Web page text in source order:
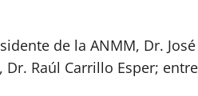
de la ANMM, Dr.
Raúl Carrillo Esper;